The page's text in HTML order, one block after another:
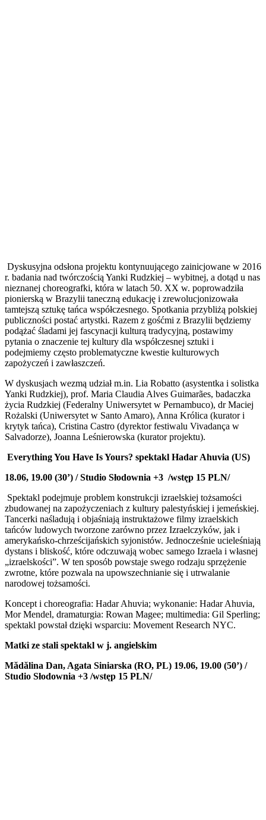
Dyskusyjna odsłona projektu kontynuującego zainicjowane w 2016
r. badania nad twórczością Yanki Rudzkiej – wybitnej, a dotąd u nas
nieznanej choreografki, która w latach 50. XX w. poprowadziła
pionierską w Brazylii taneczną edukację i zrewolucjonizowała
tamtejszą sztukę tańca współczesnego. Spotkania przybliżą polskiej
publiczności postać artystki. Razem z gośćmi z Brazylii będziemy
podążać śladami jej fascynacji kulturą tradycyjną, postawimy
pytania o znaczenie tej kultury dla współczesnej sztuki i
podejmiemy często problematyczne kwestie kulturowych
zapożyczeń i zawłaszczeń.
W dyskusjach wezmą udział m.in. Lia Robatto (asystentka i solistka
Yanki Rudzkiej), prof. Maria Claudia Alves Guimarães, badaczka
życia Rudzkiej (Federalny Uniwersytet w Pernambuco), dr Maciej
Rożalski (Uniwersytet w Santo Amaro), Anna Królica (kurator i
krytyk tańca), Cristina Castro (dyrektor festiwalu Vivadança w
Salvadorze), Joanna Leśnierowska (kurator projektu).
Everything You Have Is Yours? spektakl Hadar Ahuvia (US)
18.06, 19.00 (30’) / Studio Słodownia +3 /wstęp 15 PLN/
Spektakl podejmuje problem konstrukcji izraelskiej tożsamości
zbudowanej na zapożyczeniach z kultury palestyńskiej i jemeńskiej.
Tancerki naśladują i objaśniają instruktażowe filmy izraelskich
tańców ludowych tworzone zarówno przez Izraelczyków, jak i
amerykańsko-chrześcijańskich syjonistów. Jednocześnie ucieleśniają
dystans i bliskość, które odczuwają wobec samego Izraela i własnej
„izraelskości”. W ten sposób powstaje swego rodzaju sprzężenie
zwrotne, które pozwala na upowszechnianie się i utrwalanie
narodowej tożsamości.
Koncept i choreografia: Hadar Ahuvia; wykonanie: Hadar Ahuvia,
Mor Mendel, dramaturgia: Rowan Magee; multimedia: Gil Sperling;
spektakl powstał dzięki wsparciu: Movement Research NYC.
Matki ze stali spektakl w j. angielskim
Mădălina Dan, Agata Siniarska (RO, PL) 19.06, 19.00 (50’) /
Studio Słodownia +3 /wstęp 15 PLN/